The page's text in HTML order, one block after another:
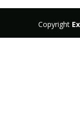
Copyright